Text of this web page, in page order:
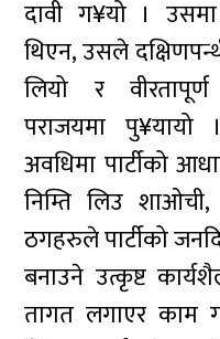
दावी ग¥यो । उसमा
थिएन, उसले
लियो र वीरतापूर्ण
पराजयमा पु¥यायो
अवधिमा पार्टीको
निम्ति लिउ
ठगहरुले पार्टीको
बनाउने उत्कृष्ट
तागत लगाएर काम